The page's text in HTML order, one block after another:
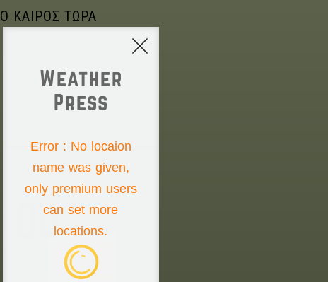
Ο ΚΑΙΡΟΣ ΤΩΡΑ
Weather
Press
Error : No locaion
name was given,
only premium users
can set more
locations.
Sunday the 9th
00°